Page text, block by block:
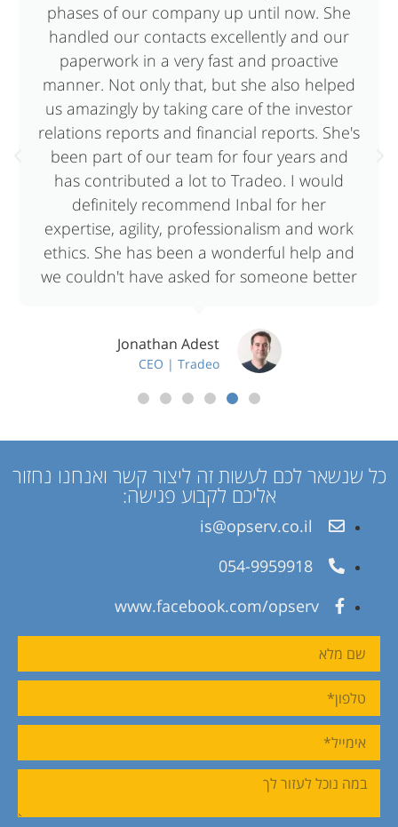
phases of our company up until now. She
handled our contacts excellently and our
paperwork in a very fast and proactive
manner. Not only that, but she also helped
us amazingly by taking care of the investor
relations reports and financial reports. She's
been part of our team for four years and
has contributed a lot to Tradeo. I would
definitely recommend Inbal for her
expertise, agility, professionalism and work
ethics. She has been a wonderful help and
we couldn't have asked for someone better
Jonathan Adest
CEO | Tradeo
כל שנשאר לכם לעשות זה ליצור קשר ואנחנו נחזור
אליכם לקבוע פגישה:
is@opserv.co.il
054-9959918
www.facebook.com/opserv